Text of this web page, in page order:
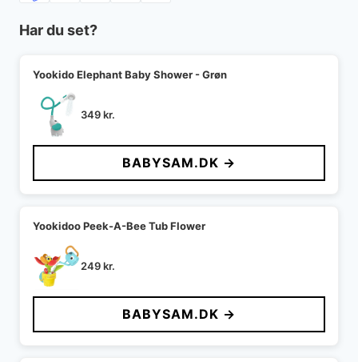
Har du set?
Yookido Elephant Baby Shower - Grøn
349kr.
BABYSAM.DK →
Yookidoo Peek-A-Bee Tub Flower
249kr.
BABYSAM.DK →